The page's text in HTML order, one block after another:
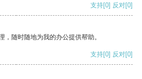
支持[0] 反对[0]
，随时随地为我的办公提供帮助。
支持[0] 反对[0]